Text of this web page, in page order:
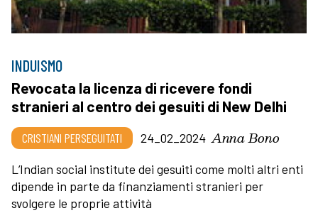
INDUISMO
Revocata la licenza di ricevere fondi
stranieri al centro dei gesuiti di New Delhi
CRISTIANI PERSEGUITATI 24_02_2024 Anna Bono
L’Indian social institute dei gesuiti come molti altri enti
dipende in parte da finanziamenti stranieri per
svolgere le proprie attività